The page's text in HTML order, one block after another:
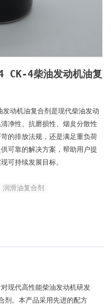
CK-4柴油发动机油复
动机油复合剂是现代柴油发动
净性、抗磨损性、烟炱分散性
的排放法规，还是满足重负荷
可靠的解决方案，帮助用户提
可持续发展目标。
润滑油复合剂
现代高性能柴油发动机研发
剂。本产品采用先进的配方